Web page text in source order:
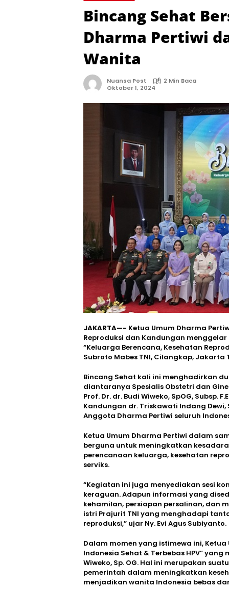
Bincang Sehat
Dharma Pertiwi
Wanita
Nuansa Post
2 Min Baca
Oktober 1, 2024
JAKARTA—- Ketua Umum Dharma
Reproduksi dan Kandungan
“Keluarga Berencana, Kesehatan
Subroto Mabes TNI, Cilangkap, Jakarta
Bincang Sehat kali ini menghadirkan
diantaranya Spesialis Obstetri dan
Prof. Dr. dr. Budi Wiweko, SpOG, Subsp.
Kandungan dr. Triskawati Indang Dewi,
Anggota Dharma Pertiwi seluruh
Ketua Umum Dharma Pertiwi dalam
berguna untuk meningkatkan
perencanaan keluarga, kesehatan
serviks.
“Kegiatan ini juga menyediakan sesi
keraguan. Adapun informasi yang
kehamilan, persiapan persalinan, dan
istri Prajurit TNI yang menghadapi
reproduksi,” ujar Ny. Evi Agus Subiyanto.
Dalam momen yang istimewa ini,
Indonesia Sehat & Terbebas HPV”
Wiweko, Sp. OG. Hal ini merupakan
pemerintah dalam meningkatkan
menjadikan wanita Indonesia bebas